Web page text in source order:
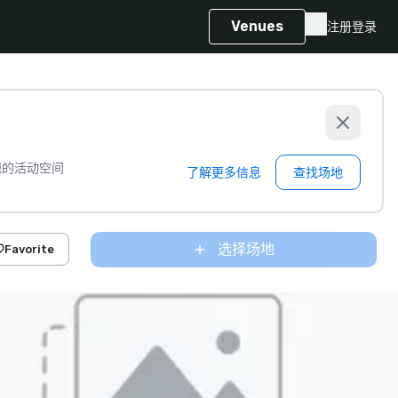
Venues 注册登录
活动空间 了解更多信息 查找场地
Favorite 选择场地